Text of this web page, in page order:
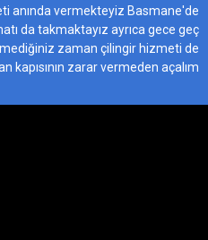
anında vermekteyiz Basmane'de
da takmaktayız ayrıca gece geç
zaman çilingir hizmeti de
kapısının zarar vermeden açalım